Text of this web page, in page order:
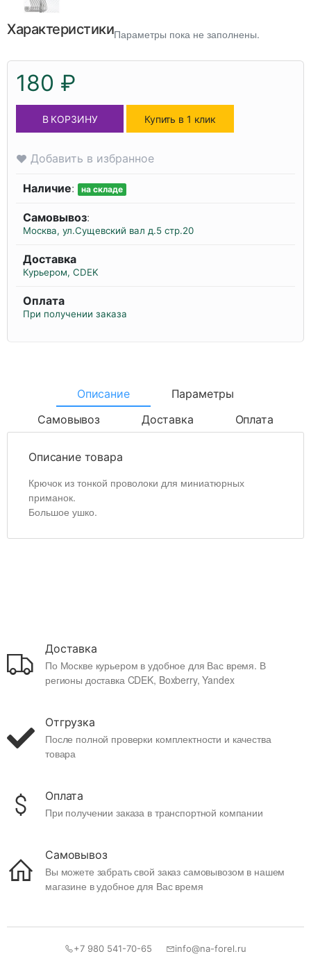
ХарактеристикиПараметры пока не заполнены.
180 ₽
В КОРЗИНУ Купить в 1 клик
Добавить в избранное
Наличие: на складе
Самовывоз:
Москва, ул.Сущевский вал д.5 стр.20
Доставка
Курьером, CDEK
Оплата
При получении заказа
Описание
Параметры
Самовывоз
Доставка Оплата
Описание товара
Крючок из тонкой проволоки для миниатюрных
приманок.
Большое ушко.
Доставка
По Москве курьером в удобное для Вас время. В
регионы доставка CDEK, Boxberry, Yandex
Отгрузка
После полной проверки комплектности и качества
товара
Оплата
При получении заказа в транспортной компании
Самовывоз
Вы можете забрать свой заказ самовывозом в нашем
магазине в удобное для Вас время
+7 980 541-70-65 info@na-forel.ru